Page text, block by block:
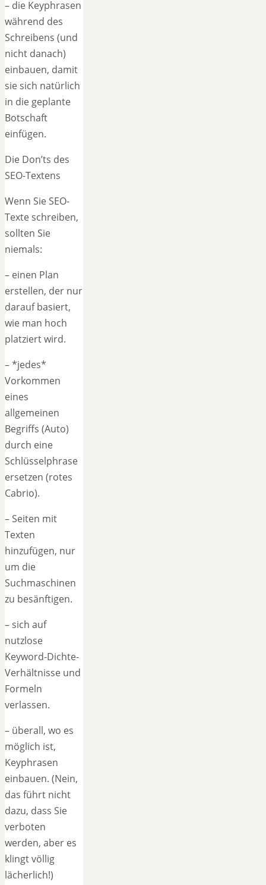
– die Keyphrasen
während des
Schreibens (und
nicht danach)
einbauen, damit
sie sich natürlich
in die geplante
Botschaft
einfügen.
Die Don’ts des
SEO-Textens
Wenn Sie SEO-
Texte schreiben,
sollten Sie
niemals:
– einen Plan
erstellen, der nur
darauf basiert,
wie man hoch
platziert wird.
– *jedes*
Vorkommen
eines
allgemeinen
Begriffs (Auto)
durch eine
Schlüsselphrase
ersetzen (rotes
Cabrio).
– Seiten mit
Texten
hinzufügen, nur
um die
Suchmaschinen
zu besänftigen.
– sich auf
nutzlose
Keyword-Dichte-
Verhältnisse und
Formeln
verlassen.
– überall, wo es
möglich ist,
Keyphrasen
einbauen. (Nein,
das führt nicht
dazu, dass Sie
verboten
werden, aber es
klingt völlig
lächerlich!)